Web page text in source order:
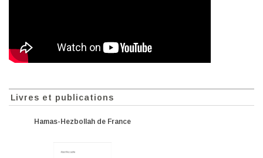
Livres et publications
Hamas-Hezbollah de France